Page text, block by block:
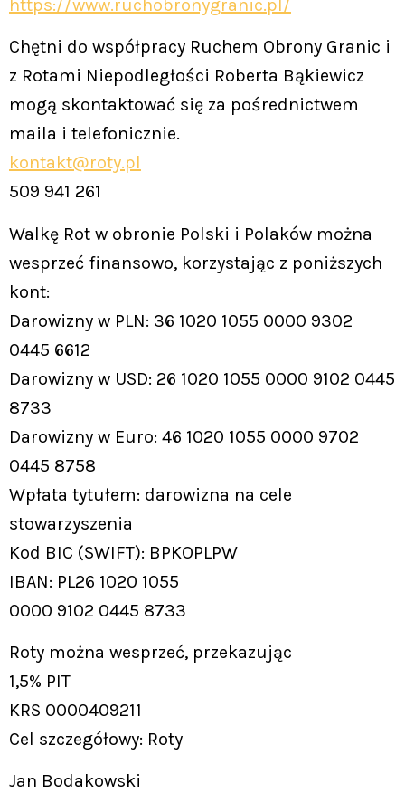
https://www.ruchobronygranic.pl/
Chętni do współpracy Ruchem Obrony Granic i
z Rotami Niepodległości Roberta Bąkiewicz
mogą skontaktować się za pośrednictwem
maila i telefonicznie.
kontakt@roty.pl
509 941 261
Walkę Rot w obronie Polski i Polaków można
wesprzeć finansowo, korzystając z poniższych
kont:
Darowizny w PLN: 36 1020 1055 0000 9302
0445 6612
Darowizny w USD: 26 1020 1055 0000 9102 0445
8733
Darowizny w Euro: 46 1020 1055 0000 9702
0445 8758
Wpłata tytułem: darowizna na cele
stowarzyszenia
Kod BIC (SWIFT): BPKOPLPW
IBAN: PL26 1020 1055
0000 9102 0445 8733
Roty można wesprzeć, przekazując
1,5% PIT
KRS 0000409211
Cel szczegółowy: Roty
Jan Bodakowski